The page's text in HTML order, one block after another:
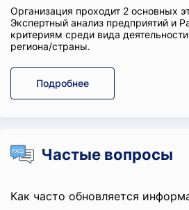
Организация проходит 2 основных
Экспертный анализ предприятий и
критериям среди вида
региона/страны.
Подробнее
Частые вопросы
Как часто обновляется